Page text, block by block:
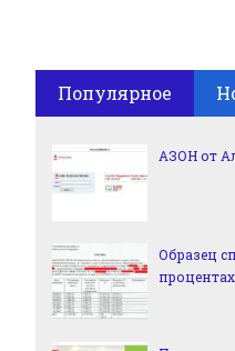
Популярное
АЗОН от
Образец